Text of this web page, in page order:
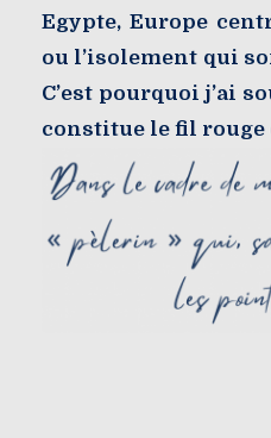
Egypte, Europe
ou l’isolement qui
C’est pourquoi j’ai
constitue le fil rouge